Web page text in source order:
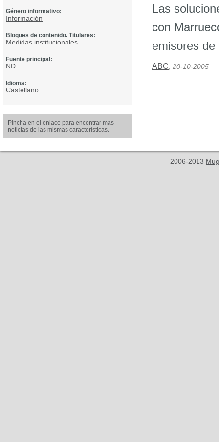
Género informativo:
Información
Bloques de contenido. Titulares:
Medidas institucionales
Fuente principal:
ND
Idioma:
Castellano
Pincha en el enlace para encontrar más
noticias de las mismas características.
Las
con
emisores
ABC, 20-10-2005
2006-2013